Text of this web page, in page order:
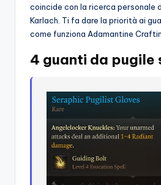
coincide con la ricerca personale
Karlach. Ti fa dare la priorità ai
come funziona Adamantine
4 guanti da pugile